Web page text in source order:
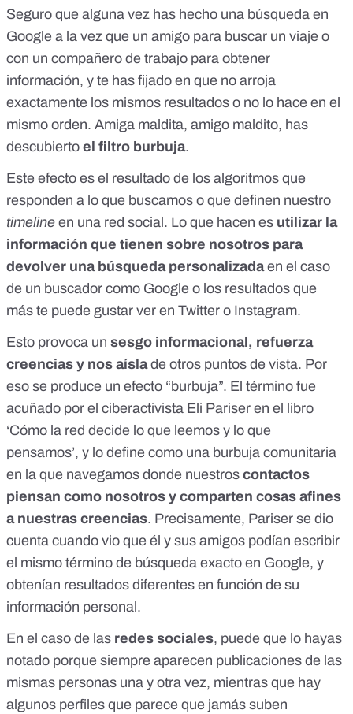
Seguro que alguna vez has hecho una búsqueda en
Google a la vez que un amigo para buscar un viaje o
con un compañero de trabajo para obtener
información, y te has fijado en que no arroja
exactamente los mismos resultados o no lo hace en el
mismo orden. Amiga maldita, amigo maldito, has
descubierto el filtro burbuja.
Este efecto es el resultado de los algoritmos que
responden a lo que buscamos o que definen nuestro
timeline en una red social. Lo que hacen es utilizar la
información que tienen sobre nosotros para
devolver una búsqueda personalizadaen el caso
de un buscador como Google o los resultados que
más te puede gustar ver en Twitter o Instagram.
Esto provoca un sesgo informacional, refuerza
creencias y nos aíslade otros puntos de vista. Por
eso se produce un efecto “burbuja”. El término fue
acuñado por el ciberactivista Eli Pariser en el libro
‘Cómo la red decide lo que leemos y lo que
pensamos’, y lo define como una burbuja comunitaria
en la que navegamos donde nuestros contactos
piensan como nosotros y comparten cosas afines
a nuestras creencias. Precisamente, Pariser se dio
cuenta cuando vio que él y sus amigos podían escribir
el mismo término de búsqueda exacto en Google, y
obtenían resultados diferentes en función de su
información personal.
En el caso de las redes sociales, puede que lo hayas
notado porque siempre aparecen publicaciones de las
mismas personas una y otra vez, mientras que hay
algunos perfiles que parece que jamás suben